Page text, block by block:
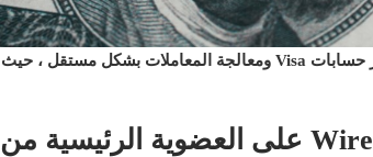
يمكن لمنصة المدفوعات المشفرة Wirex ومقرها لندن الآن إصدار حسابات Visa ومعالجة المعاملات بشكل مستقل ، حيث
منصة المدفوعات المشفرة تحصل Wirex على العضوية الرئيسية من